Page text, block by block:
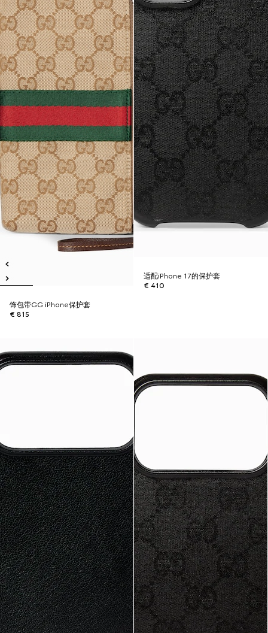
饰包带GG iPhone保护套
€ 815
适配iPhone 17的保护套
€ 410